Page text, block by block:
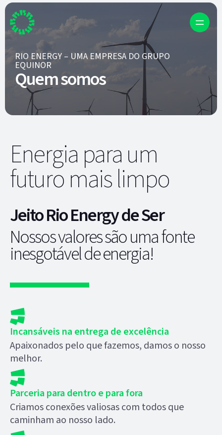
RIO ENERGY – UMA EMPRESA DO GRUPO
EQUINOR
Quem somos
Energia para um
futuro mais limpo
Jeito Rio Energy de Ser
Nossos valores são uma fonte
inesgotável de energia!
Incansáveis na entrega de excelência
Apaixonados pelo que fazemos, damos o nosso
melhor.
Parceria para dentro e para fora
Criamos conexões valiosas com todos que
caminham ao nosso lado.